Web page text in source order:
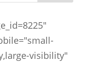
visibility"